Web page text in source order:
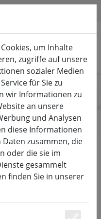
um Inhalte
zugriffe auf unsere
sozialer Medien
für Sie zu
wir Informationen zu
an unsere
und Analysen
diese Informationen
zusammen, die
oder die sie im
gesammelt
finden Sie in unserer